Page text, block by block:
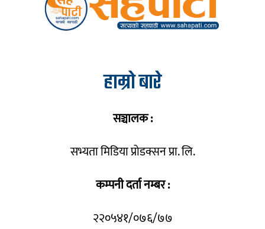
हाम्रो बारे
सञ्चालक :
सभ्यता मिडिया प्रोडक्सन प्रा. लि.
कम्पनी दर्ता नम्बर :
२२०५४१/०७६/७७